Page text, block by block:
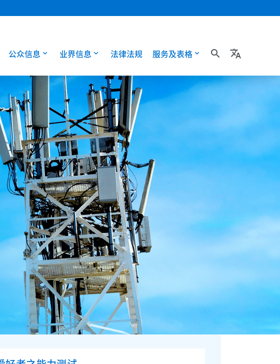
search translate
公众信息 业界信息 法律法规 服务及表格